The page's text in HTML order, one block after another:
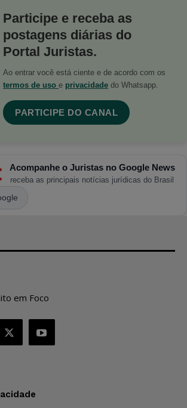
Participe e receba as
postagens diárias do
Portal Juristas.
Ao entrar você está ciente e de acordo com os
termos de uso e privacidade do Whatsapp.
PARTICIPE DO CANAL
Acompanhe o Juristas no Google News
receba as principais notícias jurídicas do Brasil
em Foco